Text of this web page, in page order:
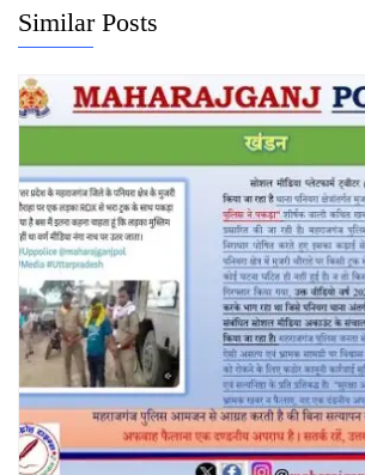
Similar Posts